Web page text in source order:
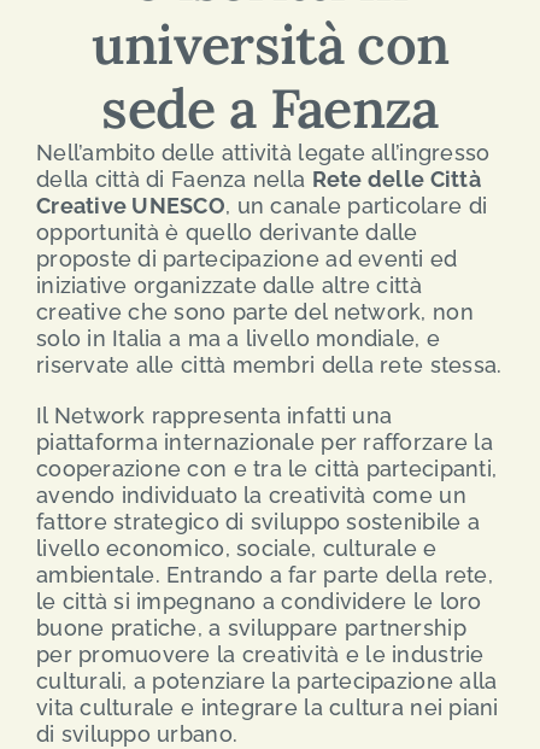
ITA
università con
sede a Faenza
Nell’ambito delle attività legate all’ingresso
della città di Faenza nella Rete delle Città
Creative UNESCO, un canale particolare di
opportunità è quello derivante dalle
proposte di partecipazione ad eventi ed
iniziative organizzate dalle altre città
creative che sono parte del network, non
solo in Italia a ma a livello mondiale, e
riservate alle città membri della rete stessa.
Il Network rappresenta infatti una
piattaforma internazionale per rafforzare la
cooperazione con e tra le città partecipanti,
avendo individuato la creatività come un
fattore strategico di sviluppo sostenibile a
livello economico, sociale, culturale e
ambientale. Entrando a far parte della rete,
le città si impegnano a condividere le loro
buone pratiche, a sviluppare partnership
per promuovere la creatività e le industrie
culturali, a potenziare la partecipazione alla
vita culturale e integrare la cultura nei piani
di sviluppo urbano.